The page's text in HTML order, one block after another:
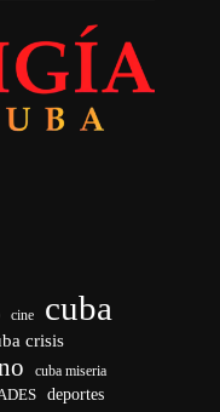
cine cuba
crisis
cuba miseria
deportes